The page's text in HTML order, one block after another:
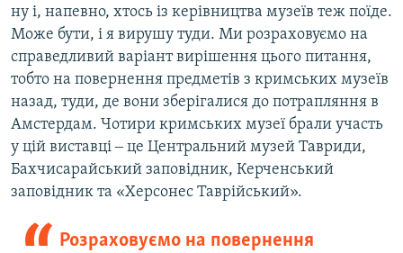
ну і, напевно, хтось із керівництва музеїв теж поїде.
Може бути, і я вирушу туди. Ми розраховуємо на
справедливий варіант вирішення цього питання,
тобто на повернення предметів з кримських музеїв
назад, туди, де вони зберігалися до потрапляння в
Амстердам. Чотири кримських музеї брали участь
у цій виставці ‒ це Центральний музей Тавриди,
Бахчисарайський заповідник, Керченський
заповідник та «Херсонес Таврійський».
Розраховуємо на повернення